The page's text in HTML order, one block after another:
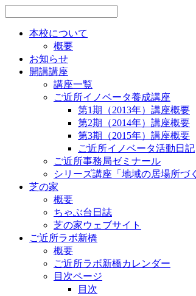
本校について
概要
お知らせ
開講講座
講座一覧
ご近所イノベータ養成講座
第1期（2013年）講座概要
第2期（2014年）講座概要
第3期（2015年）講座概要
ご近所イノベータ活動日記
ご近所事務局ゼミナール
シリーズ講座「地域の居場所づ
芝の家
概要
ちゃぶ台日誌
芝の家ウェブサイト
ご近所ラボ新橋
概要
ご近所ラボ新橋カレンダー
目次ページ
目次